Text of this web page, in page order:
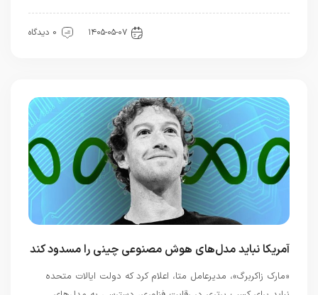
۱۴۰۵-۰۵-۰۷ 0 دیدگاه
آمریکا نباید مدل‌های هوش مصنوعی چینی را مسدود کند
«مارک زاکربرگ»، مدیرعامل متا، اعلام کرد که دولت ایالات متحده